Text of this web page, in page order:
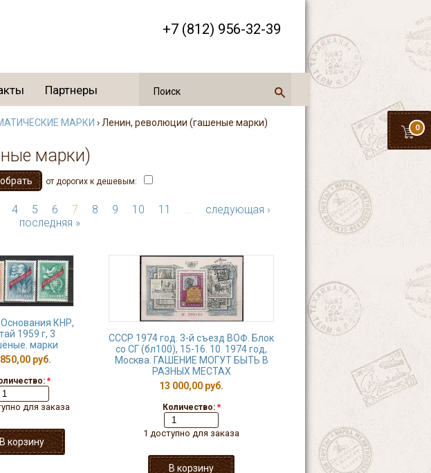
+7 (812) 956-32-39
0
Партнеры
МАРКИ › Ленин, революции (гашеные марки)
марки)
от дорогих к дешевым:
4 5 6 7 8 9 10 11 …
следующая ›
последняя »
Основания КНР,
1959 г, 3
марки
руб.
*
для заказа
СССР 1974 год. 3-й съезд ВОФ. Блок
со СГ (бл100), 15-16. 10. 1974 год,
Москва. ГАШЕНИЕ МОГУТ БЫТЬ В
РАЗНЫХ МЕСТАХ
13 000,00 руб.
Количество: *
1 доступно для заказа